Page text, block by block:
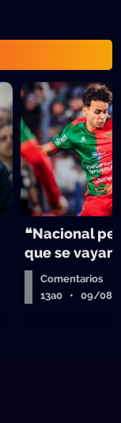
❝Nacional
que se vayan
Comentarios
13a0 • 09/08/